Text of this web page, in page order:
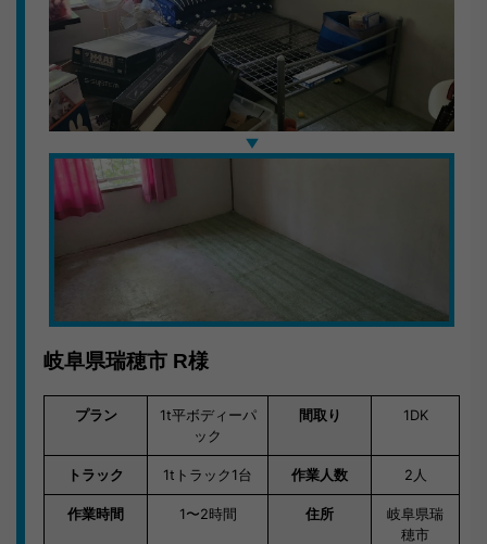
切にルート分けしています。
いただいたお言葉
「仕事が丁寧で感心しました。見積もりと金額が変わら
なかったのも良かったです。」
岐阜で不用品回収ならキラキらっきー岐阜。まずはLINE
またはお電話でご連絡ください。
岐阜県瑞穂市 R様
プラン
1t平ボディーパ
ック
間取り 1DK
トラック 1tトラック1台 作業人数 2人
作業時間 1〜2時間 住所
岐阜県瑞
穂市